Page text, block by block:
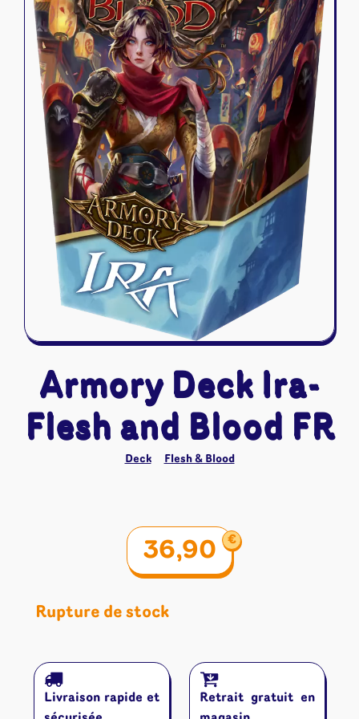
Naruto Mythos
Autres
Tapis de jeu
Armory Deck Ira-
Flesh and Blood FR
Deck Flesh & Blood
36,90 €
Rupture de stock
Livraison rapide et
Retrait gratuit en